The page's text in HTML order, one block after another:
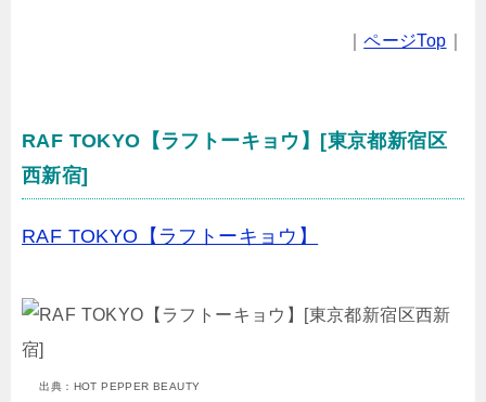
｜ページTop
RAF TOKYO【ラフトーキョウ】[東京都新宿区
西新宿]
RAF TOKYO【ラフトーキョウ】
出典：HOT PEPPER BEAUTY